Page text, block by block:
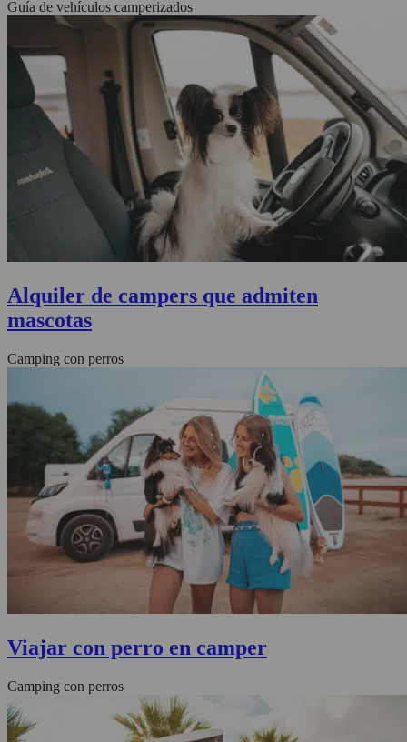
Guía de vehículos camperizados
Alquiler de campers que admiten
mascotas
Camping con perros
Viajar con perro en camper
Camping con perros